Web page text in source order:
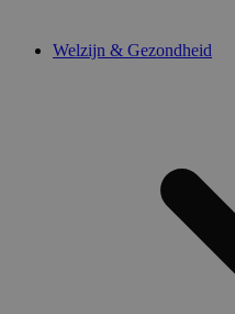
Welzijn & Gezondheid